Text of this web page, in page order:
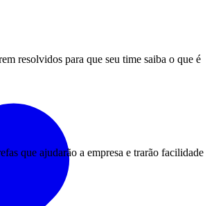
resolvidos para que seu time saiba o que é
que ajudarão a empresa e trarão facilidade